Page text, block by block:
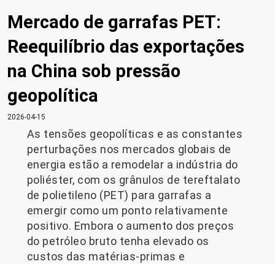
Mercado de garrafas PET:
Reequilíbrio das exportações
na China sob pressão
geopolítica
2026-04-15
As tensões geopolíticas e as constantes
perturbações nos mercados globais de
energia estão a remodelar a indústria do
poliéster, com os grânulos de tereftalato
de polietileno (PET) para garrafas a
emergir como um ponto relativamente
positivo. Embora o aumento dos preços
do petróleo bruto tenha elevado os
custos das matérias-primas e